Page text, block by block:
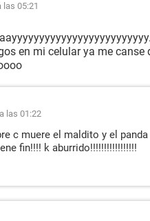
las 05:21
en mi celular ya me canse
las 01:22
c muere el maldito y el panda
fin!!!! k aburrido!!!!!!!!!!!!!!!!!